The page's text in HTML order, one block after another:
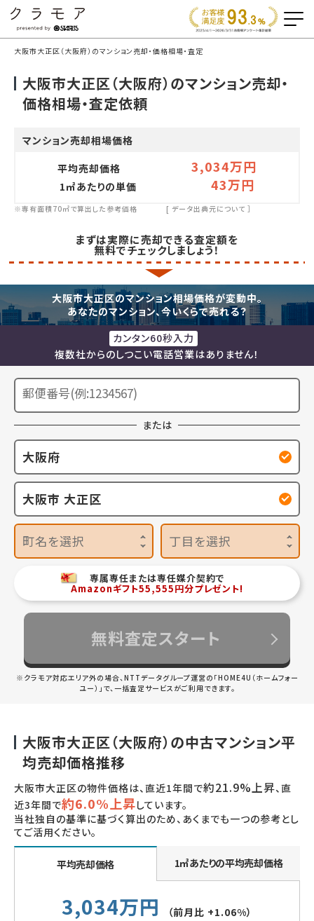
大阪市大正区（大阪府）のマンション売却・価格相場・査定
大阪市大正区（大阪府）のマンション売却・
価格相場・査定依頼
マンション売却相場価格
平均売却価格
3,034万円
1㎡あたりの単価 43万円
※専有面積70㎡で算出した参考価格 [ データ出典元について ］
まずは実際に売却できる査定額を
無料でチェックしましょう！
大阪市大正区のマンション相場価格が変動中。
あなたのマンション、今いくらで売れる？
カンタン60秒入力
複数社からのしつこい電話営業はありません！
または
大阪府
大阪市 大正区
町名を選択 丁目を選択
専属専任または専任媒介契約で
Amazonギフト55,555円分プレゼント!
無料査定スタート
※クラモア対応エリア外の場合、NTTデータグループ運営の「HOME4U（ホームフォー
ユー）」で、一括査定サービスがご利用できます。
大阪市大正区（大阪府）の中古マンション平
均売却価格推移
大阪市大正区の物件価格は、直近1年間で約21.9%上昇、直
近3年間で約6.0%上昇しています。
当社独自の基準に基づく算出のため、あくまでも一つの参考とし
てご活用ください。
平均売却価格 1㎡あたりの平均売却価格
3,034万円 （前月比 +1.06%）